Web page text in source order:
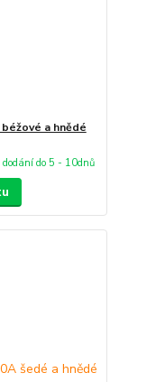
a hnědé
dodání do 5 - 10dnů